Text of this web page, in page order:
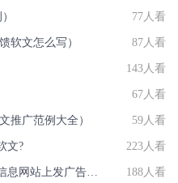
77人看
软文怎么写） 87人看
143人看
67人看
推广范例大全） 59人看
文? 223人看
188人看